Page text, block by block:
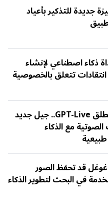
جديدة للتذكير بأعياد
ذكاء اصطناعي لإنشاء
تتعلق بالخصوصية
«أوبن إيه آي» تطلق GPT-Live.. جيل جديد
مع الذكاء
قد تحفظ الصور
في البحث لتطوير الذكاء